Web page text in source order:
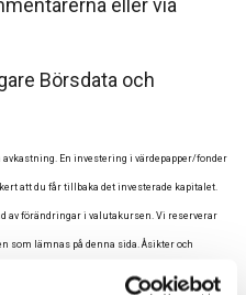
eller via
Börsdata och
En investering i värdepapper/fonder
att du får tillbaka det investerade kapitalet.
av förändringar i valutakursen. Vi reserverar
som lämnas på denna sida. Åsikter och
egna och skall inte ses som investeringsråd